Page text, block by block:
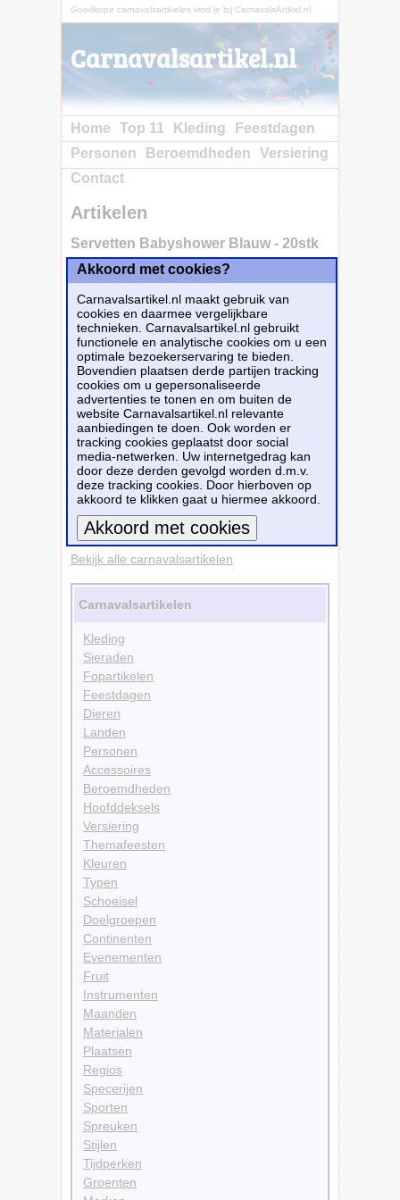
Goedkope carnavalsartikelen vind je bij CarnavalsArtikel.nl
Carnavalsartikel.nl
Home Top 11 Kleding
Feestdagen
Personen
Beroemdheden
Versiering
Contact
Artikelen
Servetten Babyshower Blauw - 20stk
<p>Leuke Blauwe Babyshower servetten,
verpakt per 20 stuks met een afmeting van
een 25x25cm. Maak het feestje compleet met
de andere artikelen uit deze lijn.</p>
Dit carnavalsartikelServetten Babyshower
Blauw - 20stkis te bestellen bijFeestwinkel.nl
voor€ 2,80.
Bestellen
Versiering
Servetten
Feestdagen
Babyshower
Kleuren
Blauw
Bekijk alle carnavalsartikelen
Carnavalsartikelen
Kleding
Sieraden
Fopartikelen
Feestdagen
Dieren
Landen
Personen
Accessoires
Beroemdheden
Hoofddeksels
Versiering
Themafeesten
Kleuren
Typen
Schoeisel
Doelgroepen
Continenten
Evenementen
Fruit
Instrumenten
Maanden
Materialen
Plaatsen
Regios
Specerijen
Sporten
Spreuken
Stijlen
Tijdperken
Groenten
Akkoord met cookies?
Carnavalsartikel.nl maakt gebruik van
cookies en daarmee vergelijkbare
technieken. Carnavalsartikel.nl gebruikt
functionele en analytische cookies om u een
optimale bezoekerservaring te bieden.
Bovendien plaatsen derde partijen tracking
cookies om u gepersonaliseerde
advertenties te tonen en om buiten de
website Carnavalsartikel.nl relevante
aanbiedingen te doen. Ook worden er
tracking cookies geplaatst door social
media-netwerken. Uw internetgedrag kan
door deze derden gevolgd worden d.m.v.
deze tracking cookies. Door hierboven op
akkoord te klikken gaat u hiermee akkoord.
Meer informatie